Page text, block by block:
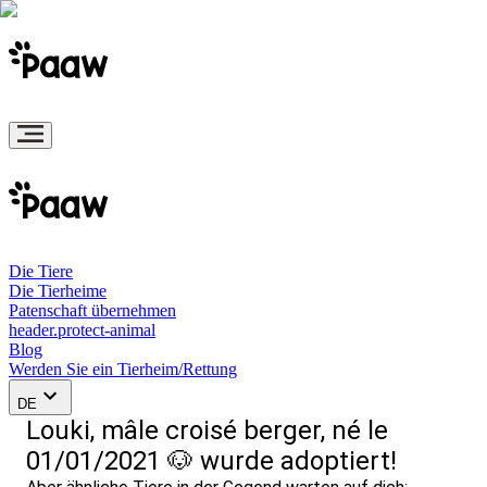
Die Tiere
Die Tierheime
Patenschaft übernehmen
header.protect-animal
Blog
Werden Sie ein Tierheim/Rettung
DE
Louki, mâle croisé berger, né le
01/01/2021 🐶 wurde adoptiert!